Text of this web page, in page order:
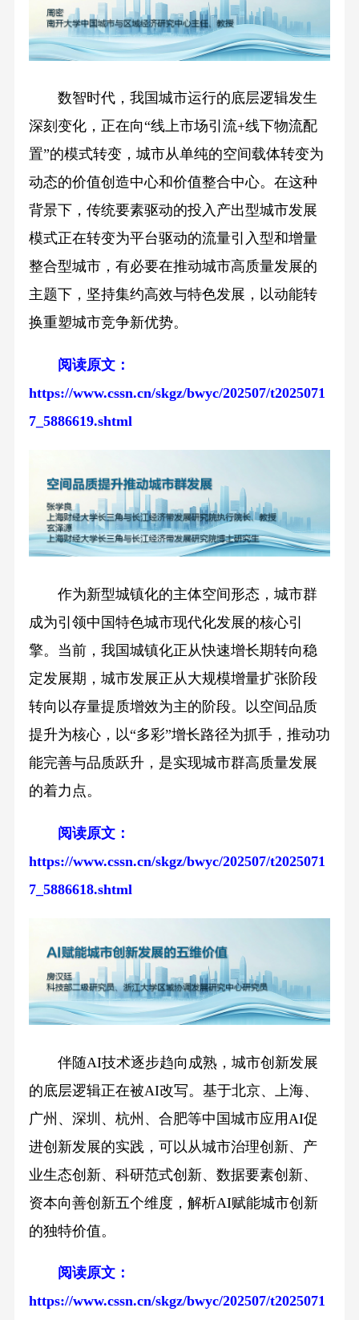
数智时代，我国城市运行的底层逻辑发生
深刻变化，正在向“线上市场引流+线下物流配
置”的模式转变，城市从单纯的空间载体转变为
动态的价值创造中心和价值整合中心。在这种
背景下，传统要素驱动的投入产出型城市发展
模式正在转变为平台驱动的流量引入型和增量
整合型城市，有必要在推动城市高质量发展的
主题下，坚持集约高效与特色发展，以动能转
换重塑城市竞争新优势。
阅读原文：
https://www.cssn.cn/skgz/bwyc/202507/t2025071
7_5886619.shtml
作为新型城镇化的主体空间形态，城市群
成为引领中国特色城市现代化发展的核心引
擎。当前，我国城镇化正从快速增长期转向稳
定发展期，城市发展正从大规模增量扩张阶段
转向以存量提质增效为主的阶段。以空间品质
提升为核心，以“多彩”增长路径为抓手，推动功
能完善与品质跃升，是实现城市群高质量发展
的着力点。
阅读原文：
https://www.cssn.cn/skgz/bwyc/202507/t2025071
7_5886618.shtml
伴随AI技术逐步趋向成熟，城市创新发展
的底层逻辑正在被AI改写。基于北京、上海、
广州、深圳、杭州、合肥等中国城市应用AI促
进创新发展的实践，可以从城市治理创新、产
业生态创新、科研范式创新、数据要素创新、
资本向善创新五个维度，解析AI赋能城市创新
的独特价值。
阅读原文：
https://www.cssn.cn/skgz/bwyc/202507/t2025071